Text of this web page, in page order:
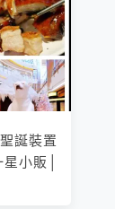
誕裝置
小販│